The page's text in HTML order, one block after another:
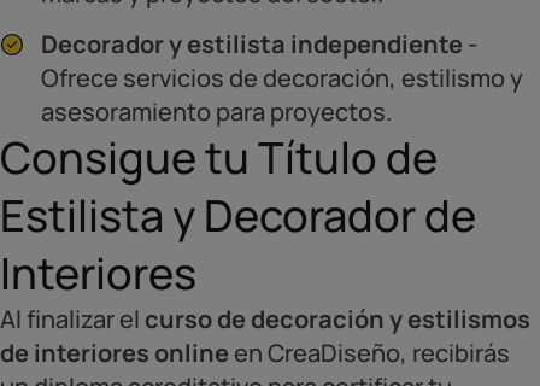
Decorador y estilista independiente -
Ofrece servicios de decoración, estilismo y
asesoramiento para proyectos.
Consigue tu Título de
Estilista y Decorador de
Interiores
Al finalizar el curso de decoración y estilismos
de interiores online en CreaDiseño, recibirás